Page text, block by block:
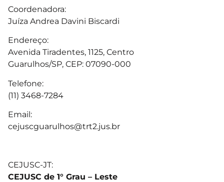
Coordenadora:
Juíza Andrea Davini Biscardi
Endereço:
Avenida Tiradentes, 1125, Centro
Guarulhos/SP, CEP: 07090-000
Telefone:
(11) 3468-7284
Email:
cejuscguarulhos@trt2.jus.br
CEJUSC-JT:
CEJUSC de 1° Grau – Leste